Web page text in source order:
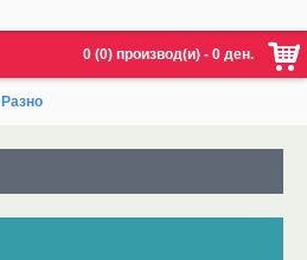
0 (0) производ(и) - 0 ден.
Разно